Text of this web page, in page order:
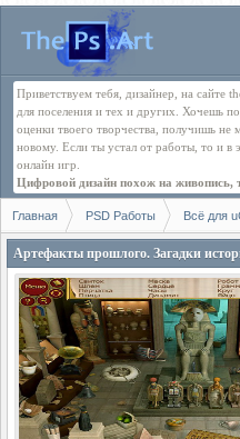
Приветствуем тебя, дизайнер, на
для поселения и тех и других. Хочешь
оценки твоего творчества, получишь
новому. Если ты устал от работы, то и
онлайн игр.
Цифровой дизайн похож на живопись,
Главная PSD Работы Всё для
Артефакты прошлого. Загадки